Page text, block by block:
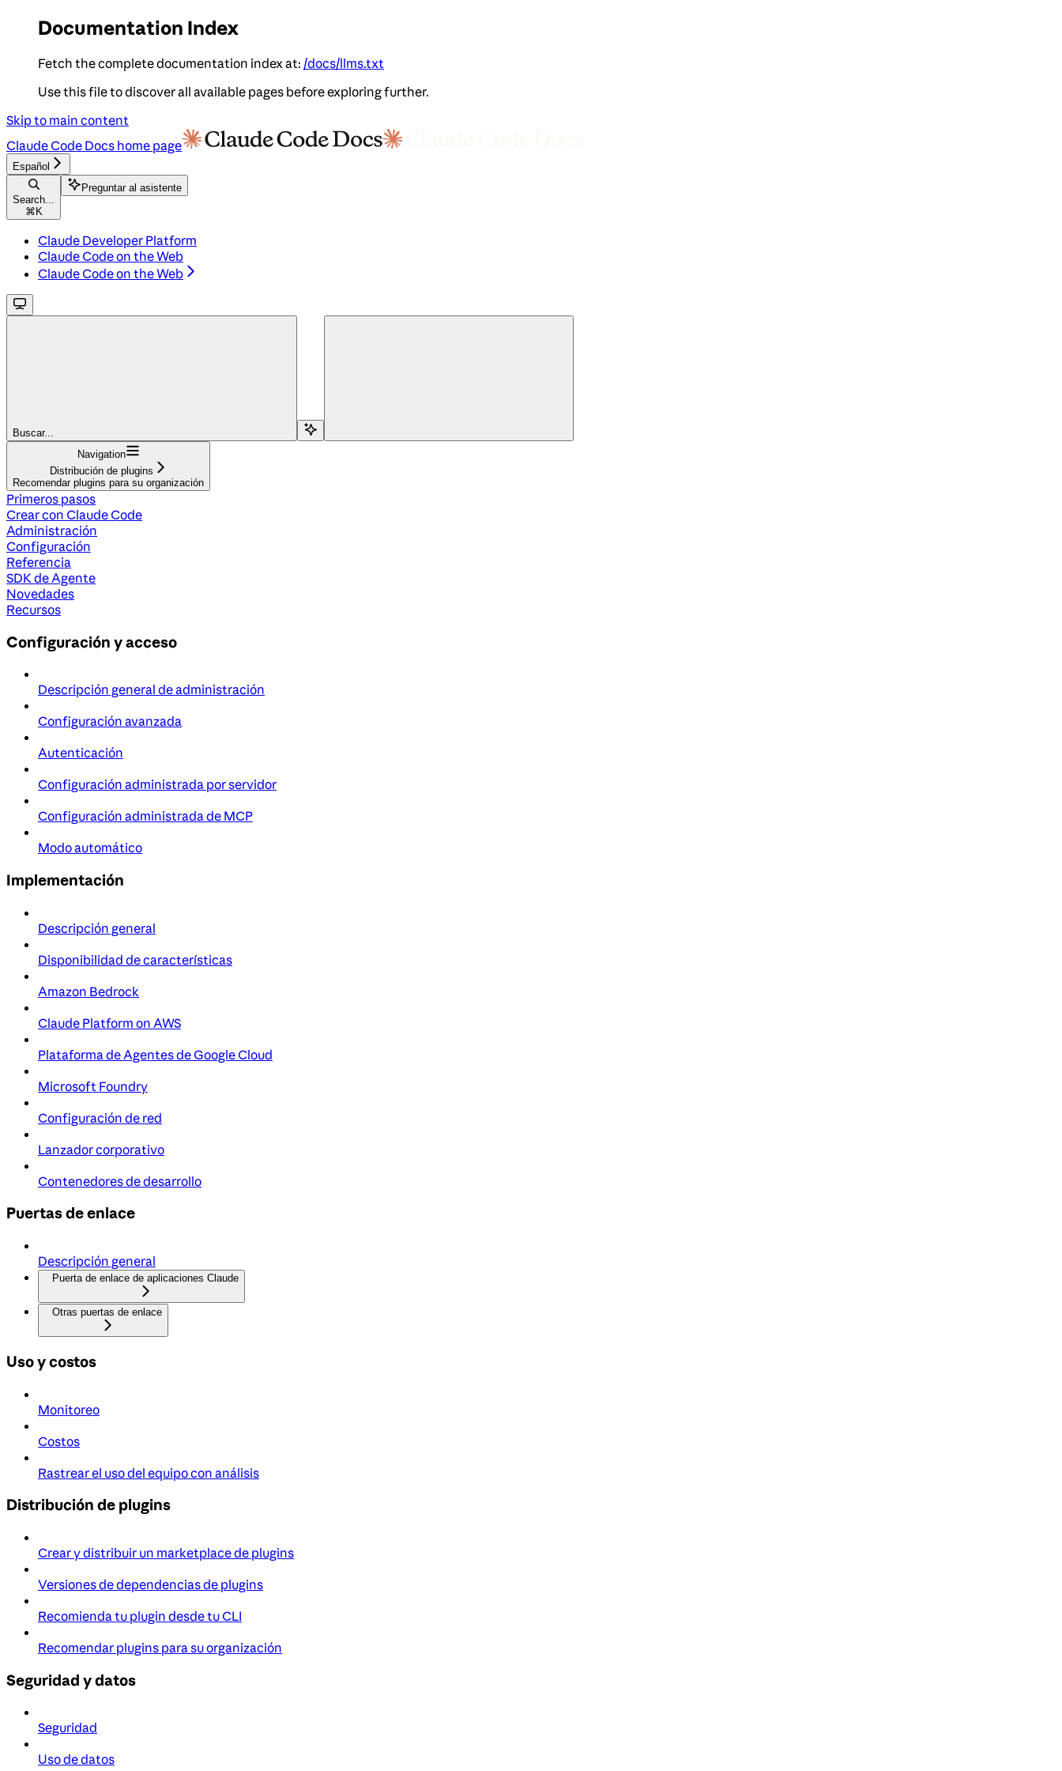
Documentation Index
Fetch the complete documentation index at: /docs/llms.txt
Use this file to discover all available pages before exploring further.
Skip to main content
Claude Code Docs home page
Español
Search...
⌘ K
Preguntar al asistente
Claude Developer Platform
Claude Code on the Web
Claude Code on the Web
Buscar...
Navigation
Distribución de plugins
Recomendar plugins para su organización
Primeros pasos
Crear con Claude Code
Administración
Configuración
Referencia
SDK de Agente
Novedades
Recursos
Configuración y acceso
Descripción general de administración
Configuración avanzada
Autenticación
Configuración administrada por servidor
Configuración administrada de MCP
Modo automático
Implementación
Descripción general
Disponibilidad de características
Amazon Bedrock
Claude Platform on AWS
Plataforma de Agentes de Google Cloud
Microsoft Foundry
Configuración de red
Lanzador corporativo
Contenedores de desarrollo
Puertas de enlace
Descripción general
Puerta de enlace de aplicaciones Claude
Otras puertas de enlace
Uso y costos
Monitoreo
Costos
Rastrear el uso del equipo con análisis
Distribución de plugins
Crear y distribuir un marketplace de plugins
Versiones de dependencias de plugins
Recomienda tu plugin desde tu CLI
Recomendar plugins para su organización
Seguridad y datos
Seguridad
Uso de datos